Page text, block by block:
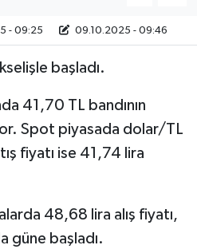
- 09:25 09.10.2025 - 09:46
başladı.
41,70 TL bandının
Spot piyasada dolar/TL
fiyatı ise 41,74 lira
48,68 lira alış fiyatı,
güne başladı.